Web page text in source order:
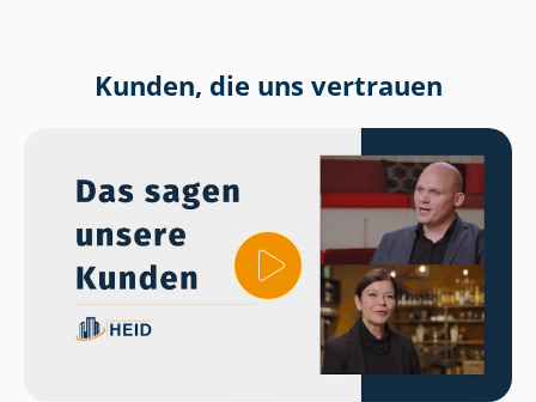
Kunden, die uns vertrauen